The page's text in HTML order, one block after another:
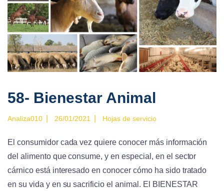
58- Bienestar Animal
Analiza010 26/01/2021 Hojas de servicio
El consumidor cada vez quiere conocer más información
del alimento que consume, y en especial, en el sector
cárnico está interesado en conocer cómo ha sido tratado
en su vida y en su sacrificio el animal. El BIENESTAR